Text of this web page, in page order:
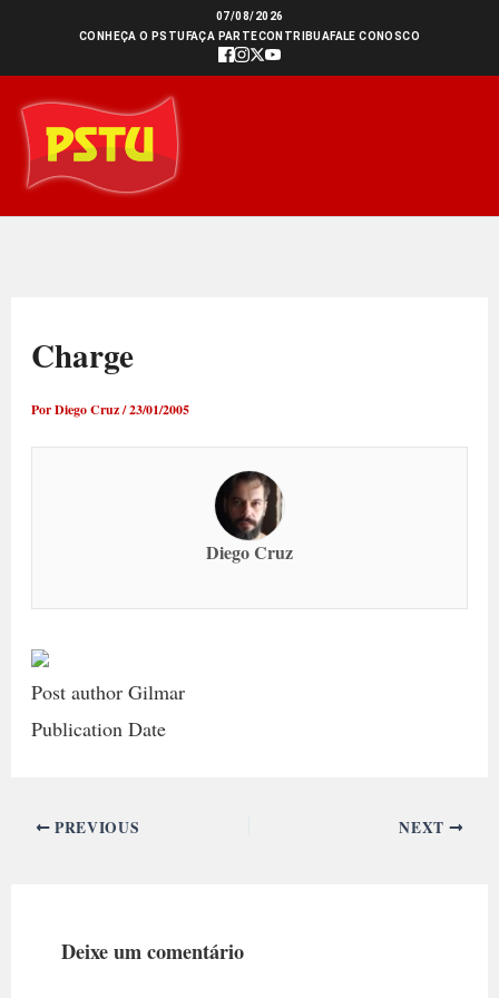
conteúdo
07/08/2026
CONHEÇA O PSTU FAÇA PARTECONTRIBUAFALE CONOSCO
Charge
PorDiego Cruz/23/01/2005
Diego Cruz
Post author Gilmar
Publication Date
PREVIOUS NEXT
Deixe um comentário